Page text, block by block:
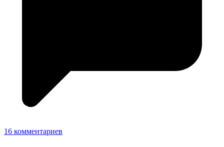
16 комментариев